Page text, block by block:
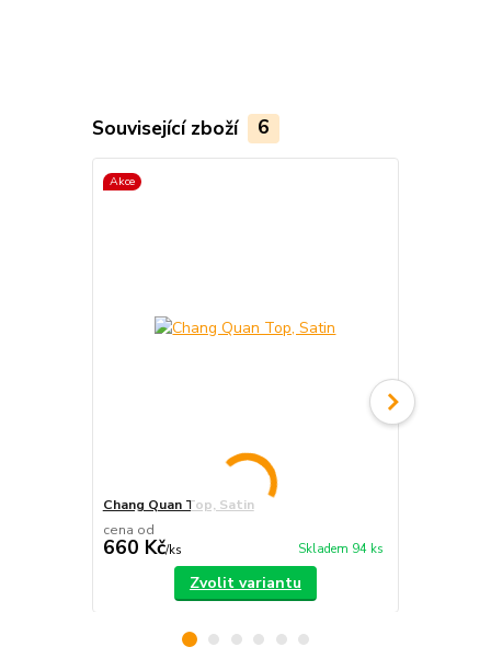
Související zboží 6
Akce
Chang Quan Top, Satin
cena od
660 Kč/ks Skladem 94 ks
Zvolit variantu